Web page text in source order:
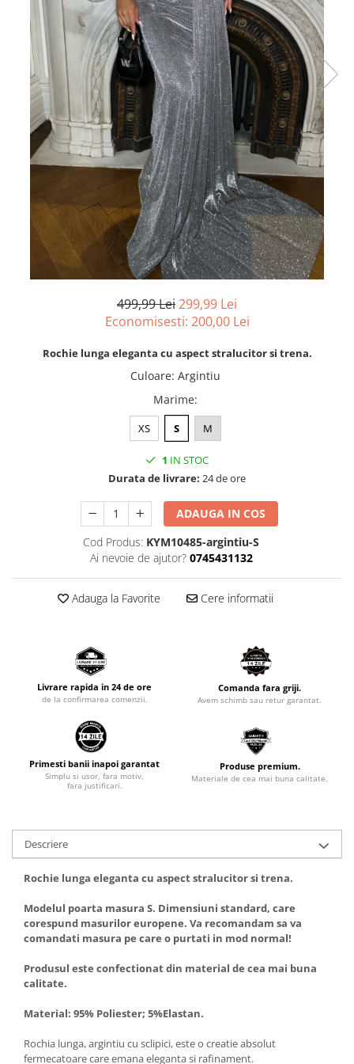
499,99 Lei299,99 Lei
Economisesti: 200,00 Lei
Rochie lunga eleganta cu aspect stralucitor si trena.
Culoare: Argintiu
Marime:
XS S M
1 IN STOC
Durata de livrare: 24 de ore
ADAUGA IN COS
Cod Produs: KYM10485-argintiu-S
Ai nevoie de ajutor? 0745431132
Adauga la Favorite Cere informatii
Livrare rapida in 24 de ore
de la confirmarea comenzii.
Comanda fara griji.
Avem schimb sau retur garantat.
Primesti banii inapoi garantat
Simplu si usor, fara motiv,
fara justificari.
Produse premium.
Materiale de cea mai buna calitate.
Descriere
Rochie lunga eleganta cu aspect stralucitor si trena.
Modelul poarta masura S. Dimensiuni standard, care
corespund masurilor europene. Va recomandam sa va
comandati masura pe care o purtati in mod normal!
Produsul este confectionat din material de cea mai buna
calitate.
Material: 95% Poliester; 5%Elastan.
Rochia lunga, argintiu cu sclipici, este o creatie absolut
fermecatoare care emana eleganta si rafinament.